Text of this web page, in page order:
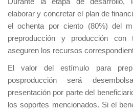
elaborar y concretar el plan de
el ochenta por ciento (80%) del
preproducción y producción
aseguren los recursos
El valor del estímulo para
posproducción será
presentación por parte del
los soportes mencionados. Si el